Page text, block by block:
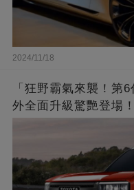
2024/11/18
「狂野霸氣來襲！第
外全面升級驚艷登場！